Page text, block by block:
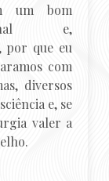
um bom
e,
por que eu
com
diversos
e, se
valer a